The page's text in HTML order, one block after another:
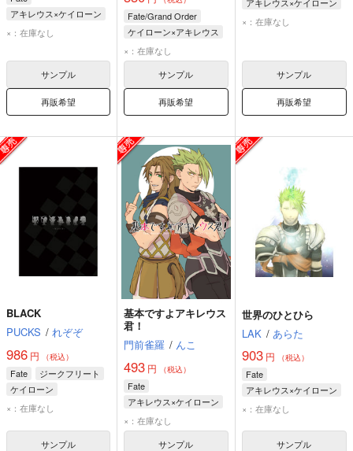
アキレウス×ケイローン
アキレウス
×：在庫なし
サンプル
再販希望
Fate/Grand Order
ケイローン×アキレウス
ケイローン
アキレウス
×：在庫なし
サンプル
再販希望
アキレウス
×：在庫なし
サンプル
再販希望
BLACK
PUCKS / れぞぞ
986 円 （税込）
Fate
ジークフリート
ケイローン
ヴラド三世
×：在庫なし
サンプル
基本ですよアキレウス
君！
門前雀羅 / んこ
493 円 （税込）
Fate
アキレウス×ケイローン
アキレウス
ケイローン
×：在庫なし
サンプル
世界のひとひら
LAK / あらた
903円 （税込）
Fate
アキレウス×ケイローン
アキレウス
×：在庫なし
サンプル